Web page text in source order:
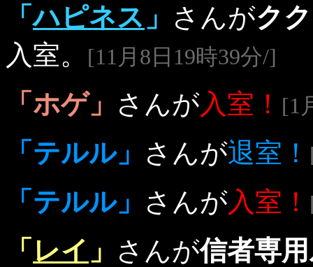
「ハピネス 」 さんがク
入室。
[11月8日19時39分/]
「ホゲ」 さんが入室！ [1
「テルル」 さんが退室！
「テルル」 さんが入室！
「 レイ 」 さんが信者専